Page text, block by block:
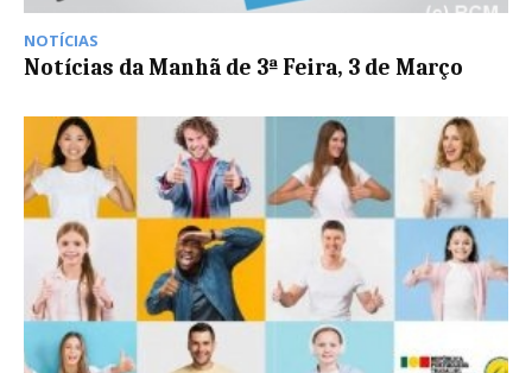
NOTÍCIAS
Notícias da Manhã de 3ª Feira, 3 de Março